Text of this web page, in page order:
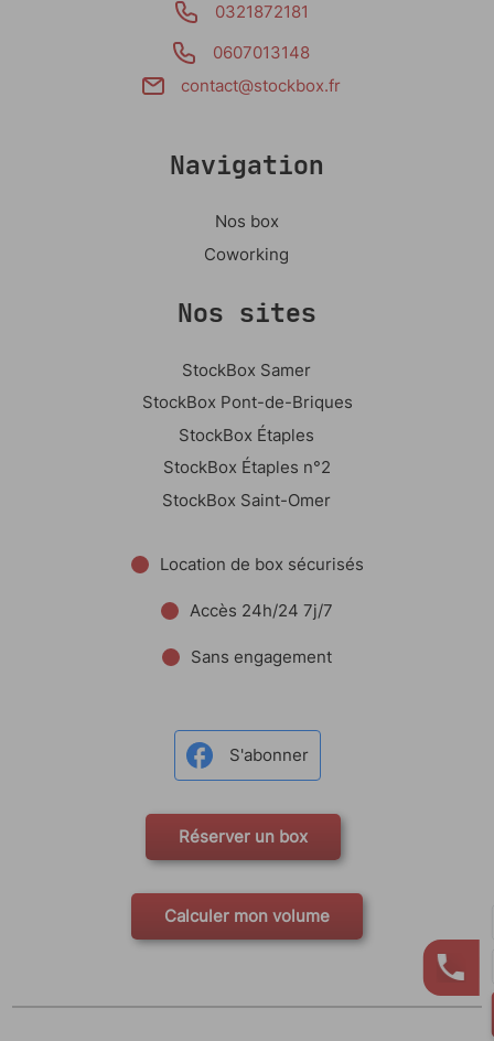
0321872181
0607013148
contact@stockbox.fr
Navigation
Nos box
Coworking
Nos sites
StockBox Samer
StockBox Pont-de-Briques
StockBox Étaples
StockBox Étaples n°2
StockBox Saint-Omer
Location de box sécurisés
Accès 24h/24 7j/7
Sans engagement
S'abonner
Réserver un box
Calculer mon volume